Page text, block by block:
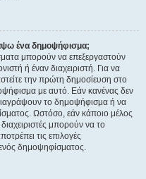
ένα δημοψήφισμα;
μπορούν να επεξεργαστούν
ή έναν διαχειριστή. Για να
την πρώτη δημοσίευση στο
με αυτό. Εάν κανένας δεν
το δημοψήφισμα ή να
Ωστόσο, εάν κάποιο μέλος
μπορούν να το
τις επιλογές
δημοψηφίσματος.